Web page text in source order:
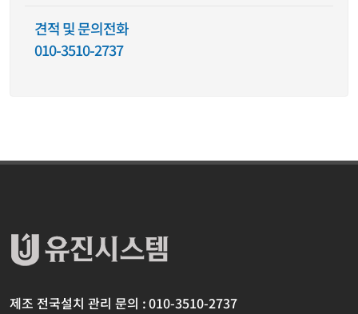
견적 및 문의전화
010-3510-2737
제조 전국설치 관리 문의 : 010-3510-2737